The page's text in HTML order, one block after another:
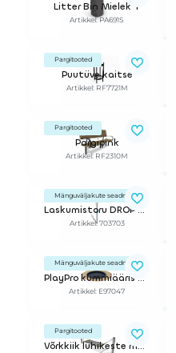
Litter Bin Mielek T
Artikkel: PA691S
Pargitooted
Puutüve kaitse
Artikkel: RF7721M
Pargitooted
Pargipink
Artikkel: RF2310M
Mänguväljakute seadmed
Laskumistoru DROP ZONE
Artikkel: 703703
Mänguväljakute seadmed
PlayPro kummiääris Kids Tramp Loop batuudile
Artikkel: E97047
Pargitooted
Võrkkiik lühikeste metall jalgadega